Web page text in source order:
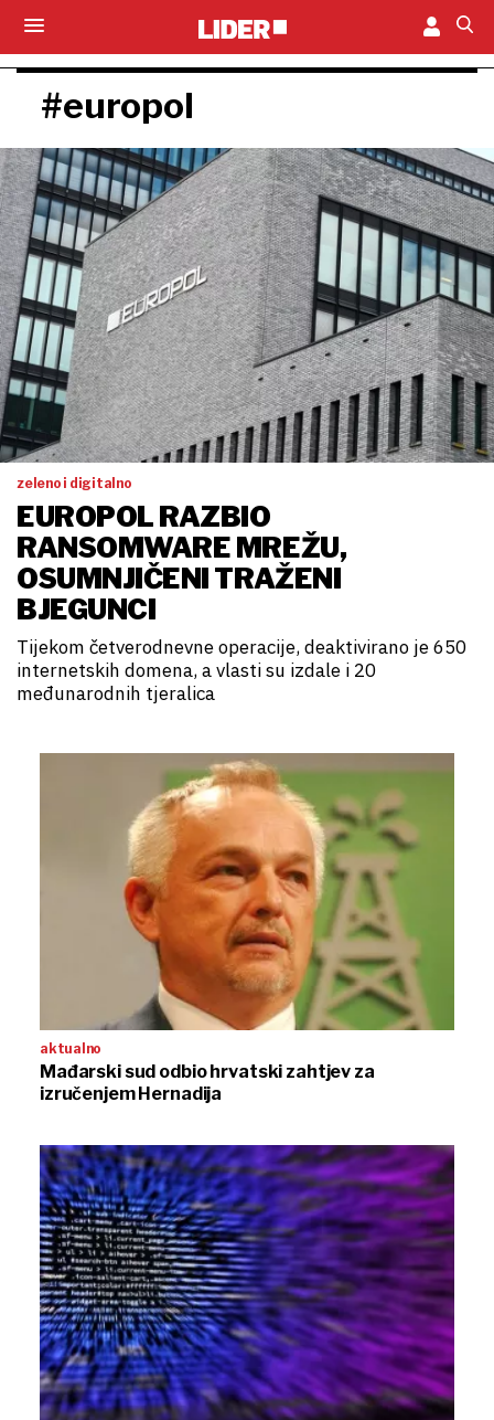
#europol
zeleno i digitalno
EUROPOL RAZBIO
RANSOMWARE MREŽU,
OSUMNJIČENI TRAŽENI
BJEGUNCI
Tijekom četverodnevne operacije, deaktivirano je 650
internetskih domena, a vlasti su izdale i 20
međunarodnih tjeralica
aktualno
Mađarski sud odbio hrvatski zahtjev za
izručenjem Hernadija